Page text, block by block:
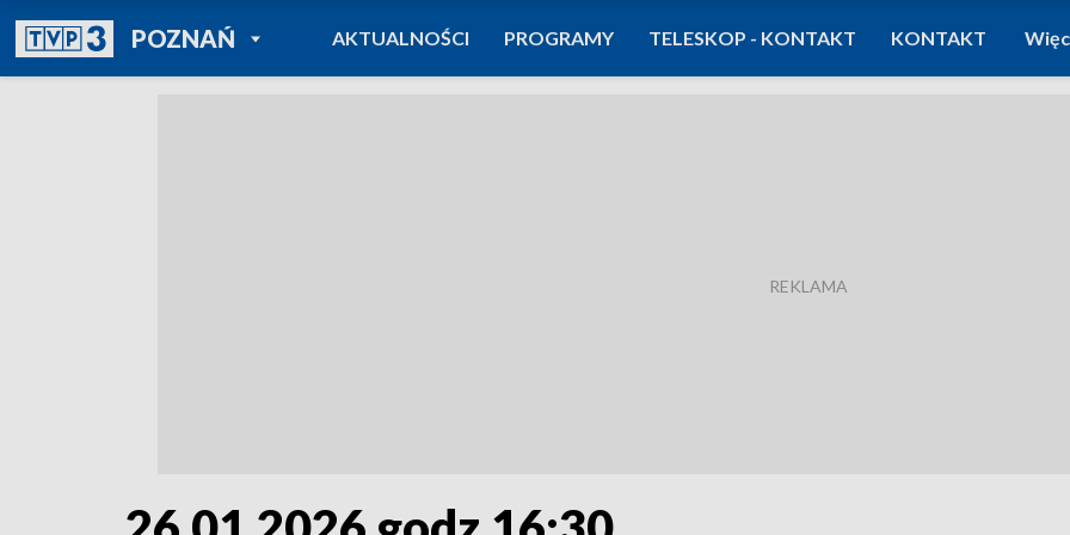
POZNAŃPOWRÓT DO
TVP REGIONY
AKTUALNOŚCI PROGRAMY TELESKOP - KONTAKT KONTAKT